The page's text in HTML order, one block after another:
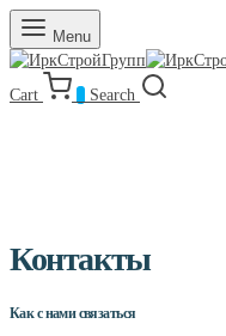
Menu
Cart Search
Контакты
Как с нами связаться